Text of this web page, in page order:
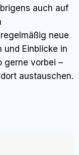
auch auf
neue
und Einblicke in
gerne vorbei –
austauschen.